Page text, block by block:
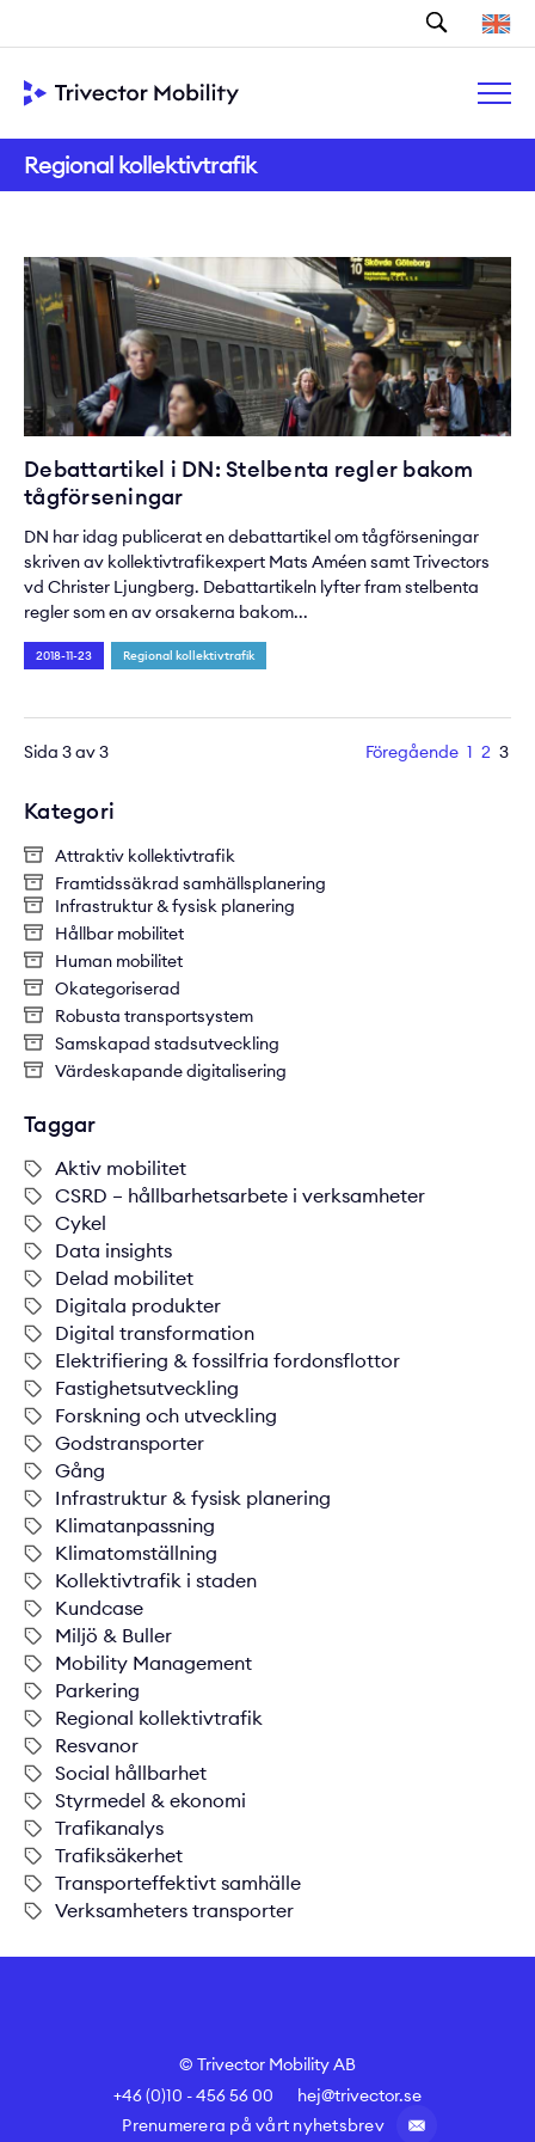
Sök
Regional kollektivtrafik
Kategori
Attraktiv kollektivtrafik
Framtidssäkrad samhällsplanering
Infrastruktur & fysisk planering
Hållbar mobilitet
Human mobilitet
Okategoriserad
Robusta transportsystem
Samskapad stadsutveckling
Värdeskapande digitalisering
Taggar
Aktiv mobilitet
CSRD – hållbarhetsarbete i verksamheter
Cykel
Data insights
Delad mobilitet
Digitala produkter
Digital transformation
Elektrifiering & fossilfria fordonsflottor
Fastighetsutveckling
Forskning och utveckling
Godstransporter
Gång
Infrastruktur & fysisk planering
Klimatanpassning
Klimatomställning
Kollektivtrafik i staden
Kundcase
Miljö & Buller
Mobility Management
Parkering
Regional kollektivtrafik
Resvanor
Social hållbarhet
Styrmedel & ekonomi
Trafikanalys
Trafiksäkerhet
Transporteffektivt samhälle
Verksamheters transporter
Debattartikel i DN: Stelbenta regler bakom
tågförseningar
DN har idag publicerat en debattartikel om tågförseningar
skriven av kollektivtrafikexpert Mats Améen samt Trivectors
vd Christer Ljungberg. Debattartikeln lyfter fram stelbenta
regler som en av orsakerna bakom...
2018-11-23 Regional kollektivtrafik
Sida 3 av 3 Föregående 1 2 3
© Trivector Mobility AB
+46 (0)10 - 456 56 00
hej@trivector.se
Prenumerera på vårt nyhetsbrev